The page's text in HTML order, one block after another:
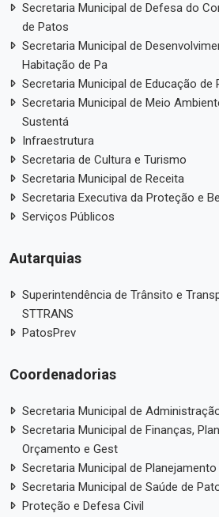
Secretaria Municipal de Defesa do
de Patos
Secretaria Municipal de
Habitação de Pa
Secretaria Municipal de Educação de
Secretaria Municipal de Meio
Sustentá
Infraestrutura
Secretaria de Cultura e Turismo
Secretaria Municipal de Receita
Secretaria Executiva da Proteção e
Serviços Públicos
Autarquias
Superintendência de Trânsito e
STTRANS
PatosPrev
Coordenadorias
Secretaria Municipal de
Secretaria Municipal de Finanças,
Orçamento e Gest
Secretaria Municipal de Planejamento
Secretaria Municipal de Saúde de
Proteção e Defesa Civil